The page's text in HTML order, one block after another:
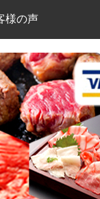
様の声